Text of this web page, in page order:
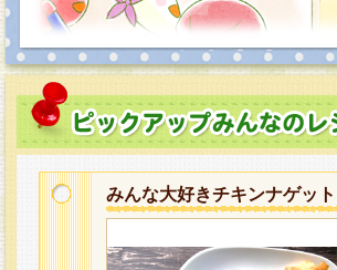
みんな大好きチキンナゲット